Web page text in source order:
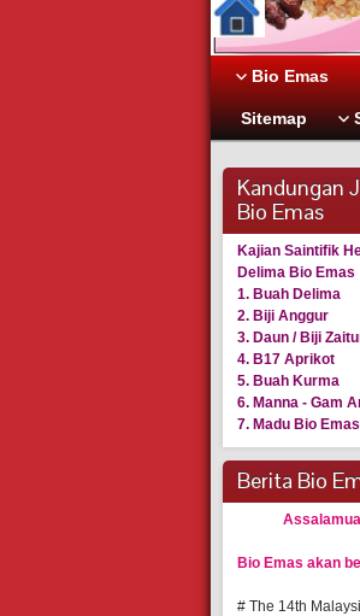
Bio Emas
Sitemap
Kandungan
Bio Emas
Kajian Saintifik
Delima Bio Emas
1. Buah Delima
2. Biji Anggur
3. Daun / Biji
4. B17 Aprikot
5. Buah Kurma
6. Manna - Gam
7. Madu Bio Emas
Berita Bio
Bio Emas akan
# The 14th